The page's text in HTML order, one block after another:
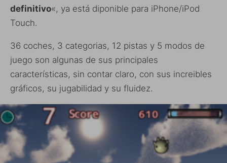
definitivo«, ya está diponible para iPhone/iPod
Touch.
36 coches, 3 categorias, 12 pistas y 5 modos de
juego son algunas de sus principales
características, sin contar claro, con sus increibles
gráficos, su jugabilidad y su fluidez.